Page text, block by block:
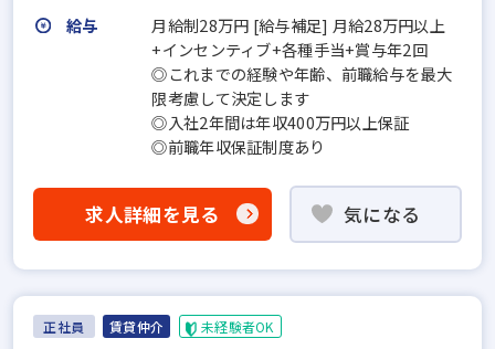
給与
月給制28万円 [給与補足] 月給28万円以上
+インセンティブ+各種手当+賞与年2回
◎これまでの経験や年齢、前職給与を最大
限考慮して決定します
◎入社2年間は年収400万円以上保証
◎前職年収保証制度あり
求人詳細を見る 気になる
正社員 賃貸仲介 未経験者OK